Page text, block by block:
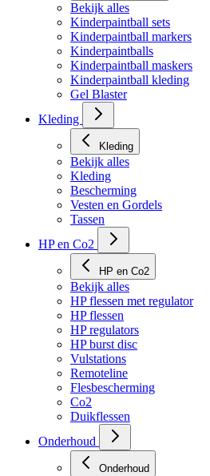
Bekijk alles
Kinderpaintball sets
Kinderpaintball markers
Kinderpaintballs
Kinderpaintball maskers
Kinderpaintball kleding
Gel Blaster
Kleding
Kleding
Bekijk alles
Kleding
Bescherming
Vesten en Gordels
Tassen
HP en Co2
HP en Co2
Bekijk alles
HP flessen met regulator
HP flessen
HP regulators
HP burst disc
Vulstations
Remoteline
Flesbescherming
Co2
Duikflessen
Onderhoud
Onderhoud